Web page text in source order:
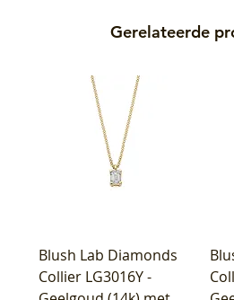
Gerelateerde
Blush Lab Diamonds
Collier LG3016Y -